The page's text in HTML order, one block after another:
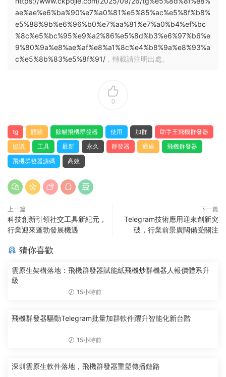
ae%ae%e6%ba%90%e7%a0%81%e5%85%ac%e5%8f%b8%
e5%88%9b%e6%96%b0%e7%aa%81%e7%a0%b4%ef%bc
%8c%e5%bc%95%e9%a2%86%e5%8d%b3%e6%97%b6%e
9%80%9a%e8%ae%af%e8%a1%8c%e4%b8%9a%e8%93%a
c%e5%8b%83%e5%8f%91/ ，轉載請注明出處。
0
tg 體驗 餘貓飛機群發器 使用 加群
助手王飛機群發器
協議
工具 最新 永久 群發器 通過
飛機群發器
飛機群發器源碼
高效
上一篇
科技創新引領社交工具新紀元，
行業迎來蓬勃發展機遇
下一篇
Telegram技術應用迎來創新突
破，行業前景廣闊備受關注
猜你喜歡
雲原生架構落地：飛機群發器賦能紙飛機炒群機器人報價體系升
級
15小時前
飛機群發器驅動Telegram批量加群軟件躍升智能化新台階
15小時前
深圳雲原生軟件落地，飛機群發器重塑傳播鏈路